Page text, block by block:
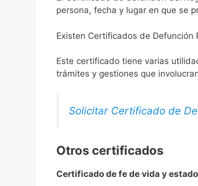
persona, fecha y lugar en que se
Existen Certificados de
Este certificado tiene varias
trámites y gestiones que
Solicitar Certificado de
Otros certificados
Certificado de fe de vida y